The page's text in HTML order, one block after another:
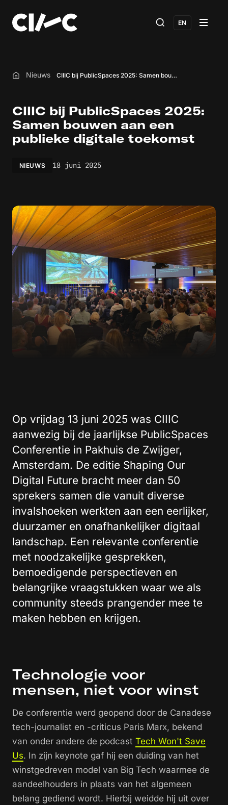
EN
Home
Nieuws CIIIC bij PublicSpaces 2025: Samen bouwen aan een publieke digitale toekomst
CIIIC bij PublicSpaces 2025:
Samen bouwen aan een
publieke digitale toekomst
NIEUWS 18 juni 2025
Op vrijdag 13 juni 2025 was CIIIC
aanwezig bij de jaarlijkse PublicSpaces
Conferentie in Pakhuis de Zwijger,
Amsterdam. De editie Shaping Our
Digital Future bracht meer dan 50
sprekers samen die vanuit diverse
invalshoeken werkten aan een eerlijker,
duurzamer en onafhankelijker digitaal
landschap. Een relevante conferentie
met noodzakelijke gesprekken,
bemoedigende perspectieven en
belangrijke vraagstukken waar we als
community steeds prangender mee te
maken hebben en krijgen.
Technologie voor
mensen, niet voor winst
De conferentie werd geopend door de Canadese
tech-journalist en -criticus Paris Marx, bekend
van onder andere de podcast Tech Won't Save
Us. In zijn keynote gaf hij een duiding van het
winstgedreven model van Big Tech waarmee de
aandeelhouders in plaats van het algemeen
belang gediend wordt. Hierbij weidde hij uit over